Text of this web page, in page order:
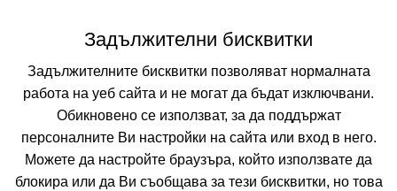
Собствен
12.08.2026 5 нощувки
Настаняване
Задължителни бисквитки
Задължителните бисквитки позволяват нормалната
работа на уеб сайта и не могат да бъдат изключвани.
Обикновено се използват, за да поддържат
персоналните Ви настройки на сайта или вход в него.
Можете да настройте браузъра, който използвате да
блокира или да Ви съобщава за тези бисквитки, но това